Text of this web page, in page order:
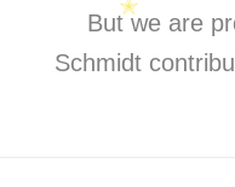
But we are
Schmidt
✭